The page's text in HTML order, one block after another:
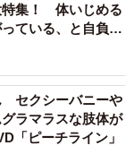
特集！ 体いじめる
ている、と自負し
も理想の身体でい
セクシーバニーや
ラマラスな肢体が
「ピーチライン」